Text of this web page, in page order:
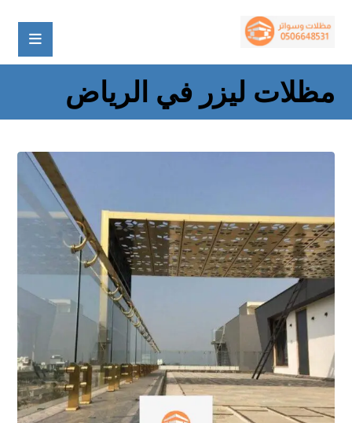
مظلات ليزر في الرياض